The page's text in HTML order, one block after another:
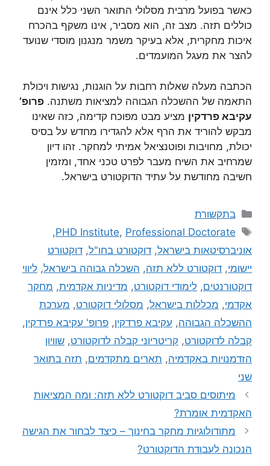
כאשר בפועל מרבית מסלולי התואר השני כלל אינם
כוללים תזה. מצב זה, הוא מסביר, אינו משקף בהכרח
איכות מחקרית, אלא בעיקר משמר מנגנון מוסדי שנועד
להצר את מעגל המועמדים.
הכתבה מעלה שאלות רחבות על הוגנות, נגישות ויכולת
התאמה של ההשכלה הגבוהה למציאות משתנה. פרופ’
עקיבא פרדקין מציע מבט מפוכח קדימה, כזה שאינו
מבקש להוריד את הרף אלא להגדירו מחדש על בסיס
יכולת, מחויבות ופוטנציאל אמיתי למחקר. זהו דיון
שמרחיב את השיח מעבר לפרט טכני אחד, ומזמין
חשיבה מחודשת על עתיד הדוקטורט בישראל.
בתקשורת
PHD Institute, Professional Doctorate
,
אוניברסיטאות בישראל, דוקטורט בחו"ל, דוקטורט
יישומי, דוקטורט ללא תזה, השכלה גבוהה בישראל, ליווי
דוקטורנטים, לימודי דוקטורט, מדיניות אקדמית, מחקר
אקדמי, מכללות בישראל, מסלולי דוקטורט, מערכת
ההשכלה הגבוהה, עקיבא פרדקין, פרופ' עקיבא פרדקין,
קבלה לדוקטורט, קריטריוני קבלה לדוקטורט, שוויון
הזדמנויות באקדמיה, תארים מתקדמים, תזה בתואר
שני
מיתוסים סביב דוקטורט ללא תזה: ומה המציאות
האקדמית אומרת?
מתודולוגיות מחקר בחינוך – כיצד לבחור את הגישה
הנכונה לעבודת הדוקטורט?